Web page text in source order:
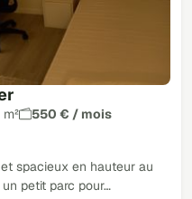
m²
550 € / mois
spacieux en hauteur au
petit parc pour…